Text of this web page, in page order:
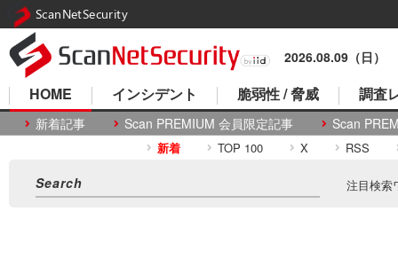
2026.08.09（日）
HOME
新着記事 Scan PREMIUM 会員限定記事 Scan
インシデント 脆弱性 / 脅威 調査
新着 TOP 100 X RSS
注目検索
ScanNetSecurity